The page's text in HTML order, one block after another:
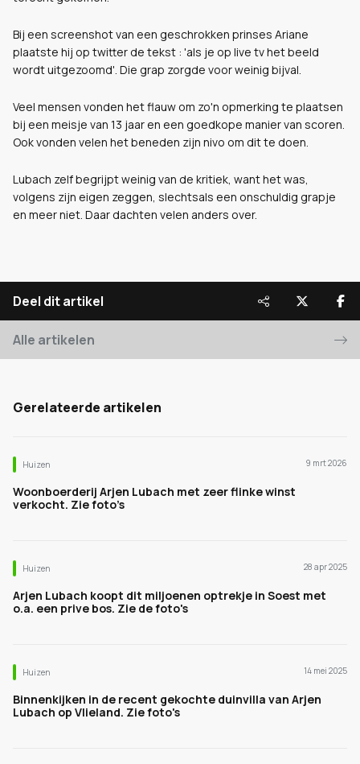
Bij een screenshot van een geschrokken prinses Ariane
plaatste hij op twitter de tekst : 'als je op live tv het beeld
wordt uitgezoomd'. Die grap zorgde voor weinig bijval.
Veel mensen vonden het flauw om zo'n opmerking te plaatsen
bij een meisje van 13 jaar en een goedkope manier van scoren.
Ook vonden velen het beneden zijn nivo om dit te doen.
Lubach zelf begrijpt weinig van de kritiek, want het was,
volgens zijn eigen zeggen, slechtsals een onschuldig grapje
en meer niet. Daar dachten velen anders over.
Deel dit artikel
Alle artikelen
Gerelateerde artikelen
Huizen 9 mrt 2026
Woonboerderij Arjen Lubach met zeer flinke winst
verkocht. Zie foto’s
Huizen 28 apr 2025
Arjen Lubach koopt dit miljoenen optrekje in Soest met
o.a. een prive bos. Zie de foto's
Huizen 14 mei 2025
Binnenkijken in de recent gekochte duinvilla van Arjen
Lubach op Vlieland. Zie foto's